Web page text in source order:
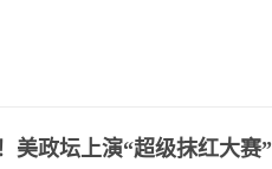
美政坛上演“超级抹红大赛”